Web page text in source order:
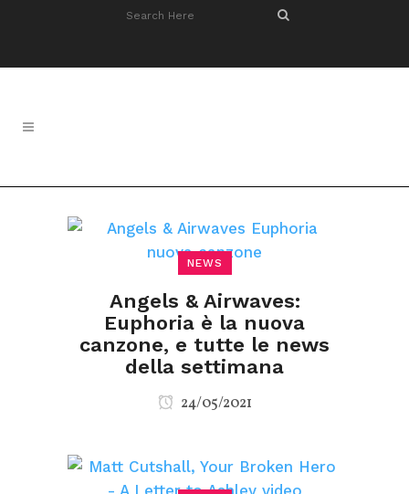
NEWS
Angels & Airwaves:
Euphoria è la nuova
canzone, e tutte le news
della settimana
24/05/2021